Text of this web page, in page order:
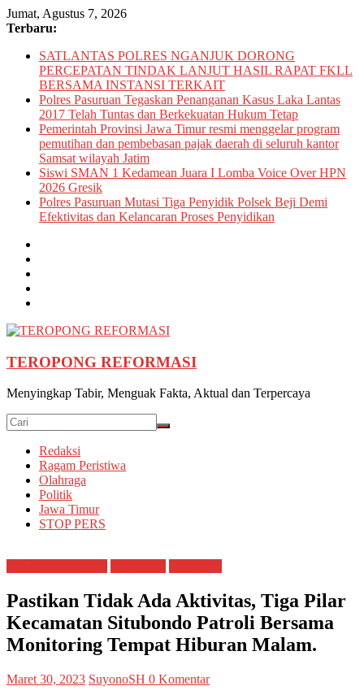
Skip
to
Jumat, Agustus 7, 2026
Terbaru:
SATLANTAS POLRES NGANJUK DORONG
PERCEPATAN TINDAK LANJUT HASIL RAPAT FKLL
BERSAMA INSTANSI TERKAIT
Polres Pasuruan Tegaskan Penanganan Kasus Laka Lantas
2017 Telah Tuntas dan Berkekuatan Hukum Tetap
Pemerintah Provinsi Jawa Timur resmi menggelar program
pemutihan dan pembebasan pajak daerah di seluruh kantor
Samsat wilayah Jatim
Siswi SMAN 1 Kedamean Juara I Lomba Voice Over HPN
2026 Gresik
Polres Pasuruan Mutasi Tiga Penyidik Polsek Beji Demi
Efektivitas dan Kelancaran Proses Penyidikan
TEROPONG REFORMASI
Menyingkap Tabir, Menguak Fakta, Aktual dan Terpercaya
Redaksi
Ragam Peristiwa
Olahraga
Politik
Jawa Timur
STOP PERS
Pastikan Tidak Ada Aktivitas, Tiga Pilar
Kecamatan Situbondo Patroli Bersama
Monitoring Tempat Hiburan Malam.
Maret 30, 2023 SuyonoSH 0 Komentar